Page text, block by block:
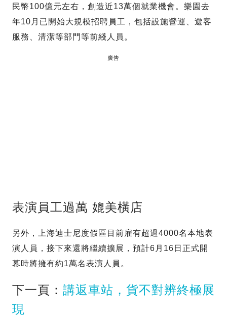
民幣100億元左右，創造近13萬個就業機會。樂園去
年10月已開始大規模招聘員工，包括設施營運、遊客
服務、清潔等部門等前綫人員。
廣告
表演員工過萬 媲美橫店
另外，上海迪士尼度假區目前雇有超過4000名本地表
演人員，接下來還將繼續擴展，預計6月16日正式開
幕時將擁有約1萬名表演人員。
下一頁： 講返車站，貨不對辨終極展
現